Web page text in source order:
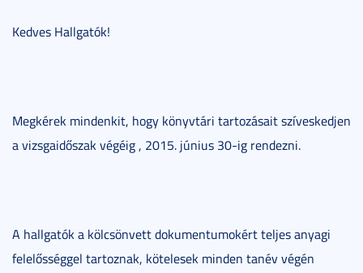
Kedves Hallgatók!
Megkérek mindenkit, hogy könyvtári tartozásait szíveskedjen
a vizsgaidőszak végéig , 2015. június 30-ig rendezni.
A hallgatók a kölcsönvett dokumentumokért teljes anyagi
felelősséggel tartoznak, kötelesek minden tanév végén